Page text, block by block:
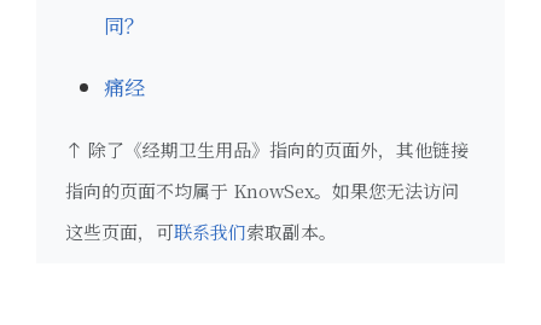
同？
痛经
除了《经期卫生用品》指向的页面外，其他链接
指向的页面不均属于 KnowSex。如果您无法访问
这些页面，可联系我们索取副本。